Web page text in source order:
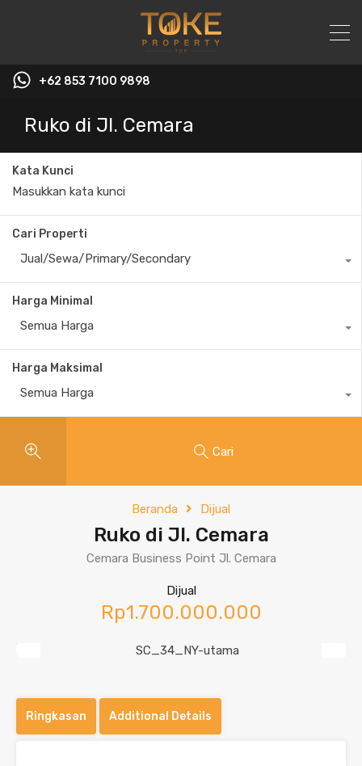
+62 853 7100 9898‬
Ruko di Jl. Cemara
Kata Kunci
Cari Properti
Jual/Sewa/Primary/Secondary
Harga Minimal
Semua Harga
Harga Maksimal
Semua Harga
Cari
Beranda Dijual
Ruko di Jl. Cemara
Cemara Business Point Jl. Cemara
Dijual
Rp1.700.000.000
Ringkasan Additional Details